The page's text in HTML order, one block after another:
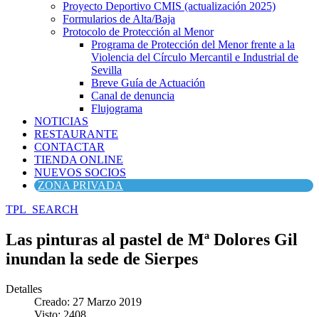
Proyecto Deportivo CMIS (actualización 2025)
Formularios de Alta/Baja
Protocolo de Protección al Menor
Programa de Protección del Menor frente a la
Violencia del Círculo Mercantil e Industrial de
Sevilla
Breve Guía de Actuación
Canal de denuncia
Flujograma
NOTICIAS
RESTAURANTE
CONTACTAR
TIENDA ONLINE
NUEVOS SOCIOS
ZONA PRIVADA
TPL_SEARCH
Las pinturas al pastel de Mª Dolores Gil
inundan la sede de Sierpes
Detalles
Creado: 27 Marzo 2019
Visto: 2408